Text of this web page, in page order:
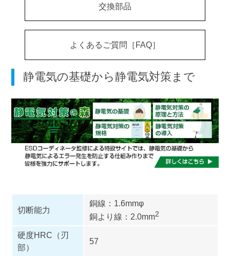
交換部品
よくあるご質問［FAQ］
静電気の基礎から静電気対策まで
切断能力
銅線：1.6mmφ
銅より線：2.0mm2
硬度HRC（刃
部）
57